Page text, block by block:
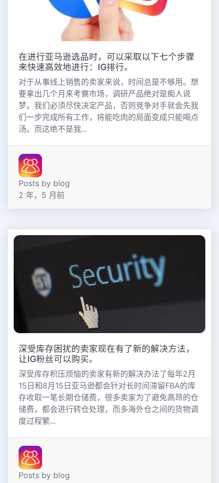
在进行亚马逊选品时，可以采取以下七个步骤
来快速高效地进行：IG排行。
对于从事线上销售的卖家来说，时间总是不够用。想
要拿出几个月来考察市场，调研产品绝对是痴人说
梦。我们必须尽快决定产品，否则竞争对手就会先我
们一步完成所有工作，将能吃肉的局面变成只能喝点
汤。而这绝不是我...
Posts by blog
2 年，5 月前
深受库存困扰的卖家现在有了新的解决方法，
让IG粉丝可以购买。
深受库存积压烦恼的卖家有新的解决办法了每年2月
15日和8月15日亚马逊都会针对长时间滞留FBA的库
存收取一笔长期仓储费，很多卖家为了避免高昂的仓
储费，都会进行转仓处理，而多海外仓之间的货物调
度过程繁...
Posts by blog